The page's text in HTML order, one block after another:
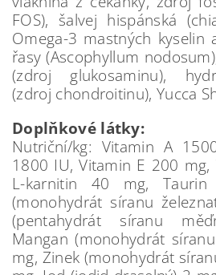
FOS), šalvej hispánská
Omega-3 mastných kyselin
řasy (Ascophyllum
(zdroj glukosaminu),
(zdroj chondroitinu), Yucca
Doplňkové látky:
Nutriční/kg: Vitamin A
1800 IU, Vitamin E 200
L-karnitin 40 mg,
(monohydrát síranu
(pentahydrát síranu
Mangan (monohydrát
mg, Zinek (monohydrát